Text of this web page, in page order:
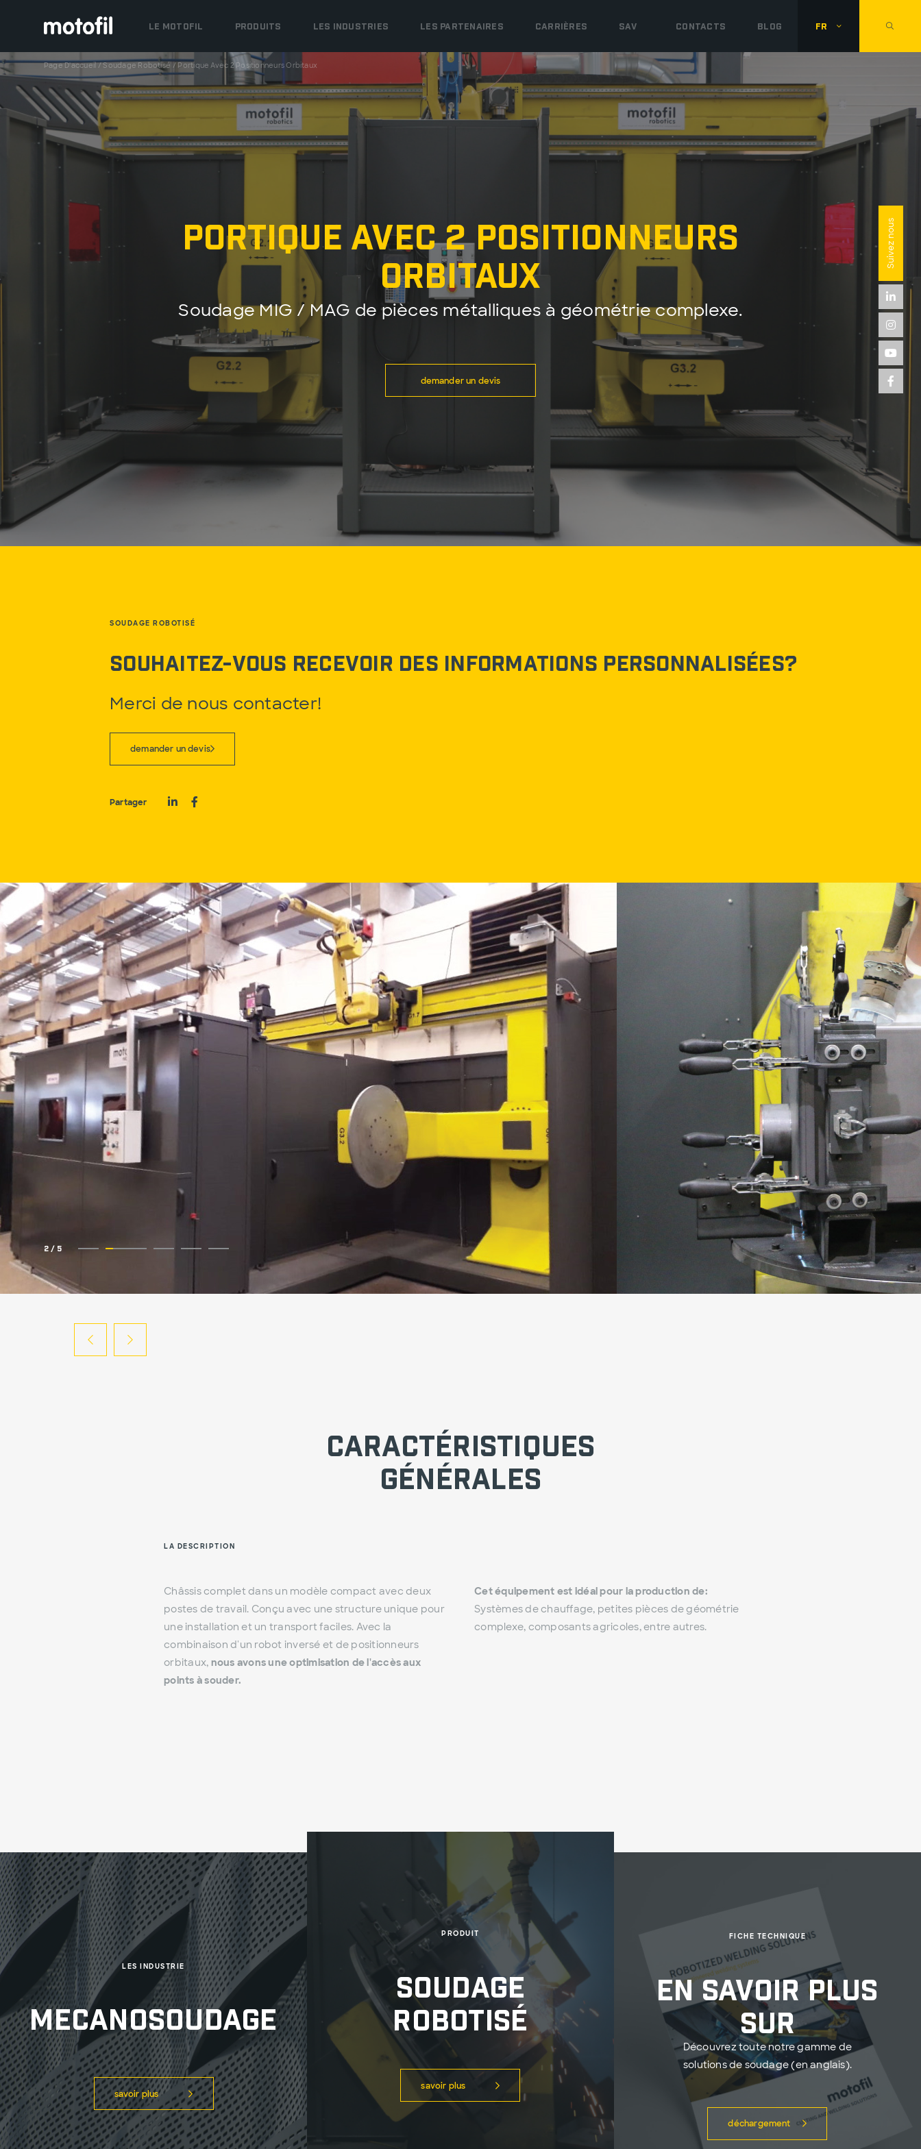
LE MOTOFIL PRODUITS LES INDUSTRIES LES PARTENAIRES CARRIÈRES SAV CONTACTS BLOG FR
Page D'accueil/Soudage Robotisé / Portique Avec 2 Positionneurs Orbitaux
Portique avec 2 Positionneurs
Orbitaux
Soudage MIG / MAG de pièces métalliques à géométrie complexe.
demander un devis
Suivez nous
SOUDAGE ROBOTISÉ
Souhaitez-vous recevoir des informations personnalisées?
Merci de nous contacter!
demander un devis
Partager
2 / 5
Caractéristiques
Générales
LA DESCRIPTION
Châssis complet dans un modèle compact avec deux
postes de travail. Conçu avec une structure unique pour
une installation et un transport faciles. Avec la
combinaison d'un robot inversé et de positionneurs
orbitaux, nous avons une optimisation de l'accès aux
points à souder.
Cet équipement est idéal pour la production de:
Systèmes de chauffage, petites pièces de géométrie
complexe, composants agricoles, entre autres.
LES INDUSTRIE
Mecanosoudage
savoir plus
PRODUIT
Soudage
robotisé
savoir plus
FICHE TECHNIQUE
En savoir plus
sur
Découvrez toute notre gamme de
solutions de soudage (en anglais).
déchargement